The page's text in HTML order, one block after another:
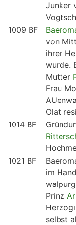
Junker
1009 BF
von
ihrer
wurde.
Mutter
Frau
Olat
1014 BF
1021 BF
im
Prinz
selbst